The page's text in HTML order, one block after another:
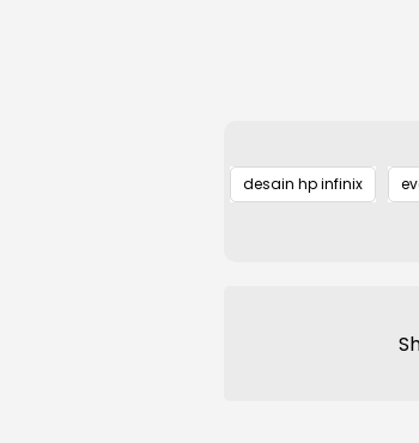
desain hp infinix